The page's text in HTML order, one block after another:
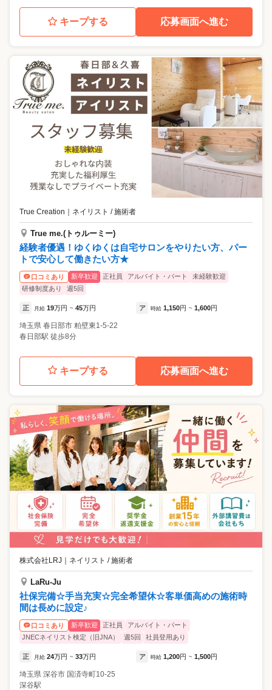
キープする 応募画面へ進む
True Creation ｜ ネイリスト / 施術者
True me.(トゥルーミー)
経験者優遇！ゆくゆくは自宅サロンをやりたい方、パー
トで安心して働きたい方★
口コミあり 新卒歓迎 正社員 アルバイト・パート
未経験歓迎
研修制度あり
週5回
正 月給 19万円 ~ 45万円 ア 時給 1,150円 ~ 1,600円
埼玉県 春日部市 粕壁東1-5-22
春日部駅 徒歩8分
キープする 応募画面へ進む
株式会社LRJ ｜ ネイリスト / 施術者
LaRu-Ju
社保完備☆手当充実☆完全希望休☆客単価高めの施術時
間は長めに設定♪
口コミあり 新卒歓迎 正社員
アルバイト・パート
JNECネイリスト検定（旧JNA）
週5回 社員登用あり
正 月給 24万円 ~ 33万円 ア 時給 1,200円 ~ 1,500円
埼玉県 深谷市 国済寺町10-25
深谷駅